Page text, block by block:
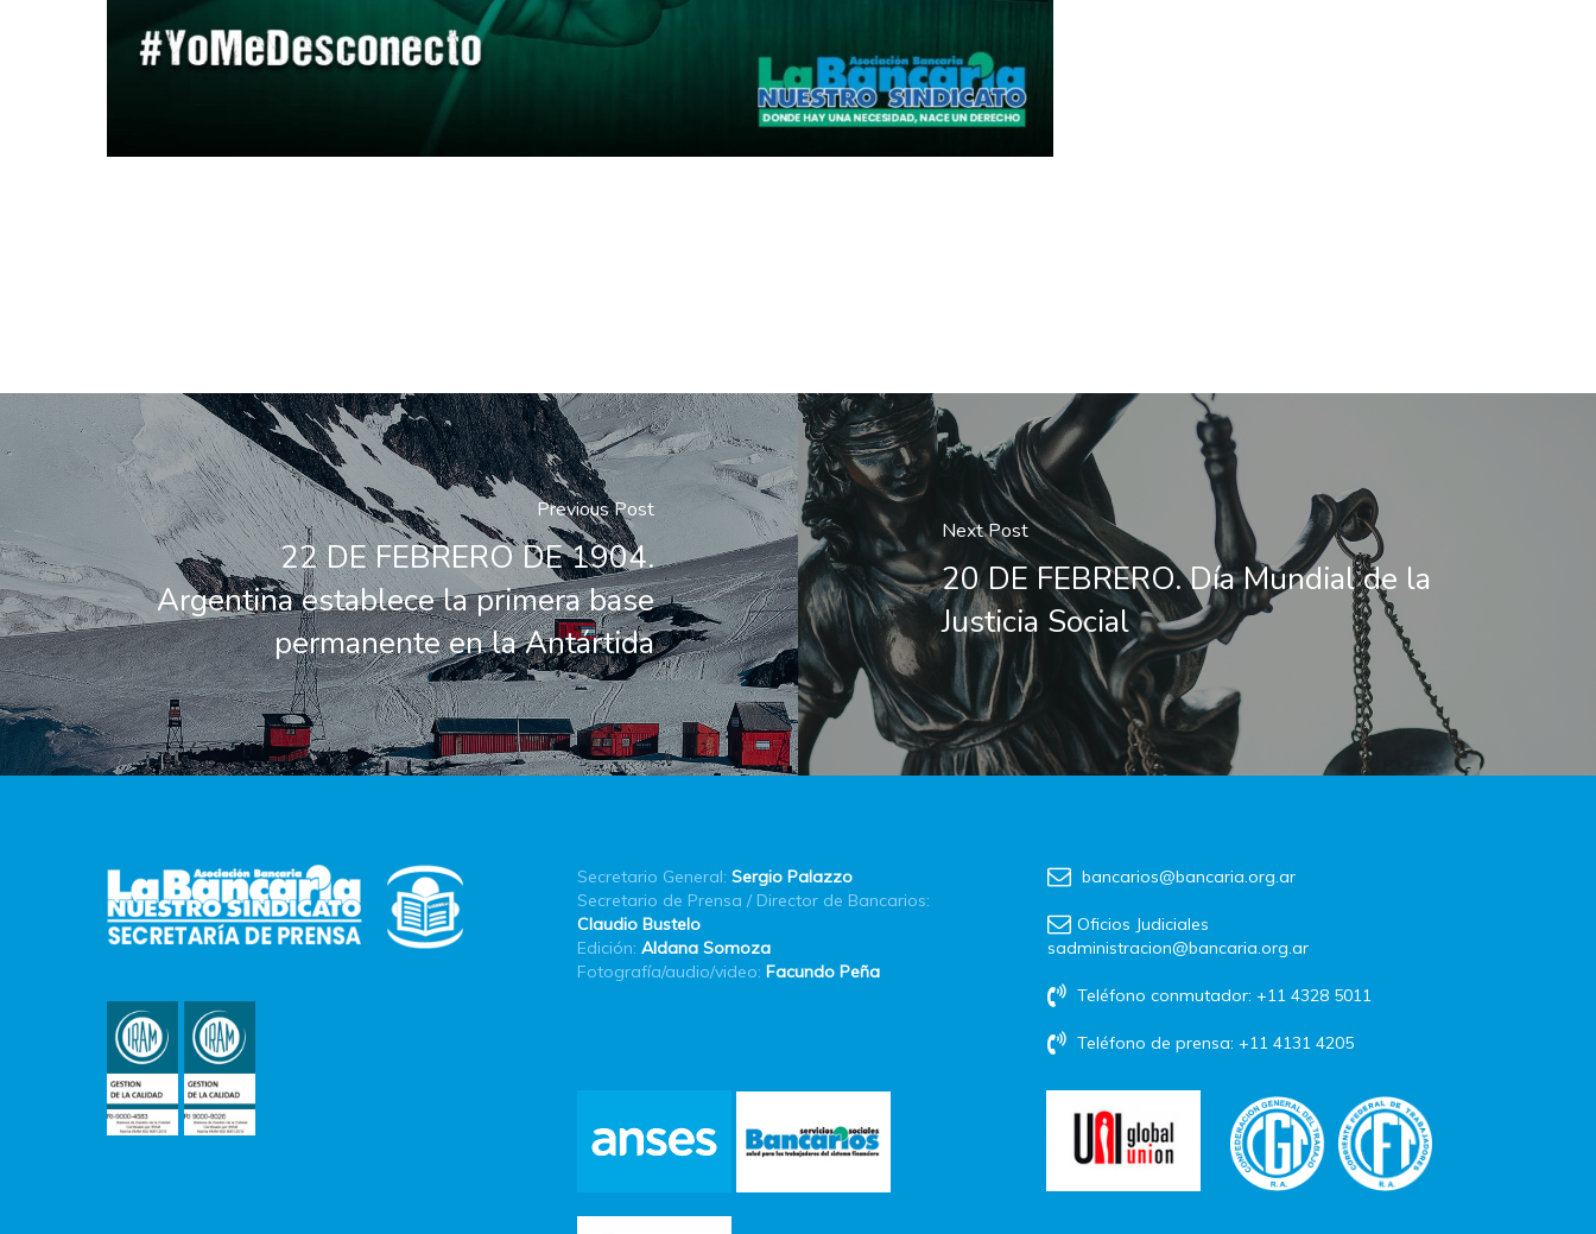
Previous Post
22 DE FEBRERO DE 1904.
Argentina establece la primera base
permanente en la Antártida
Next Post
20 DE FEBRERO. Día Mundial de la
Justicia Social
Secretario General: Sergio Palazzo
Secretario de Prensa / Director de Bancarios:
Claudio Bustelo
Edición: Aldana Somoza
Fotografía/audio/video: Facundo Peña
bancarios@bancaria.org.ar
Oficios Judiciales
sadministracion@bancaria.org.ar
Teléfono conmutador: +11 4328 5011
Teléfono de prensa: +11 4131 4205